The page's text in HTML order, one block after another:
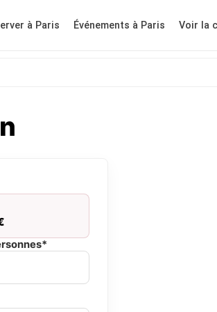
à Paris Événements à Paris Voir la